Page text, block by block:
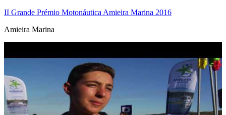
II Grande Prémio Motonáutica Amieira Marina 2016
Amieira Marina